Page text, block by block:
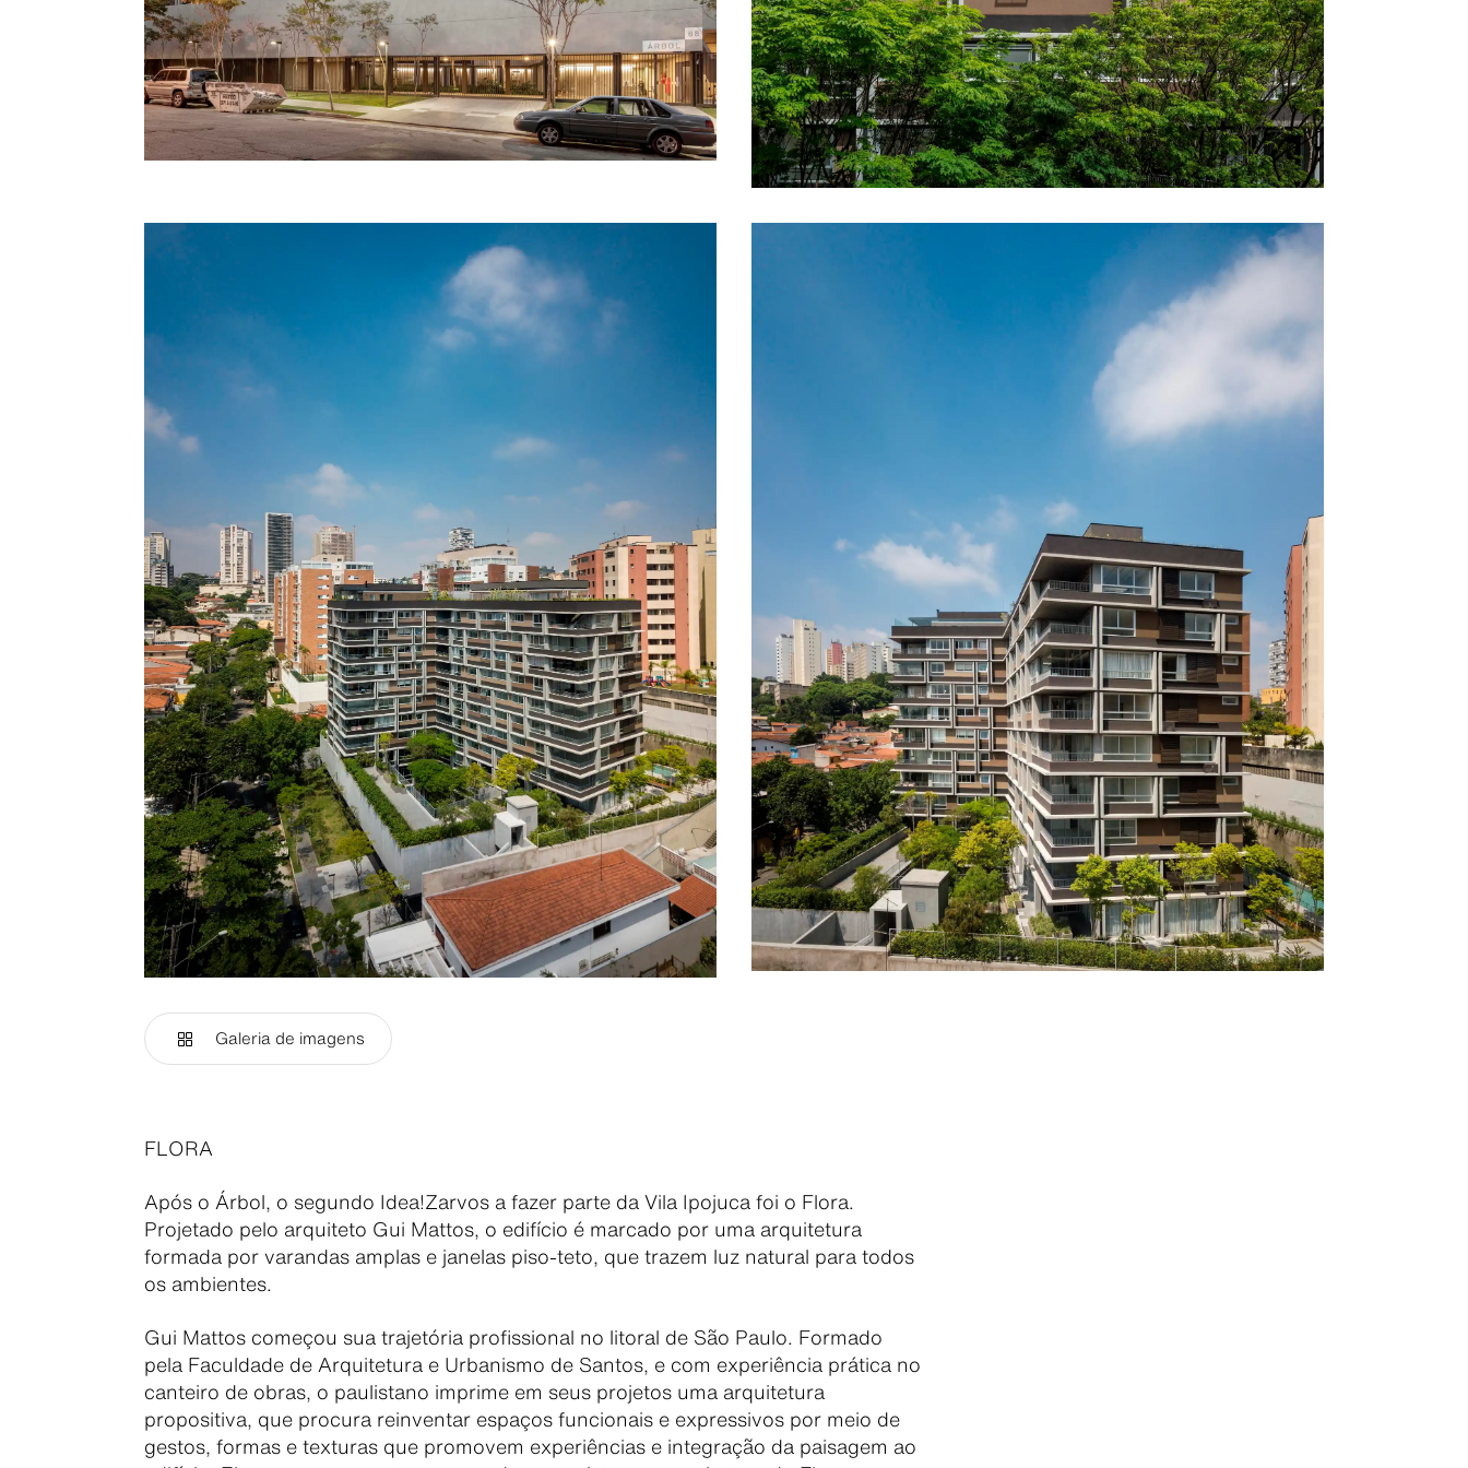
Galeria de imagens
FLORA
Após o Árbol, o segundo Idea!Zarvos a fazer parte da Vila Ipojuca foi o Flora.
Projetado pelo arquiteto Gui Mattos, o edifício é marcado por uma arquitetura
formada por varandas amplas e janelas piso-teto, que trazem luz natural para todos
os ambientes.
Gui Mattos começou sua trajetória profissional no litoral de São Paulo. Formado
pela Faculdade de Arquitetura e Urbanismo de Santos, e com experiência prática no
canteiro de obras, o paulistano imprime em seus projetos uma arquitetura
propositiva, que procura reinventar espaços funcionais e expressivos por meio de
gestos, formas e texturas que promovem experiências e integração da paisagem ao